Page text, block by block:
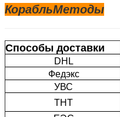
КорабльМетоды
Способы доставки
DHL
Федэкс
УВС
ТНТ